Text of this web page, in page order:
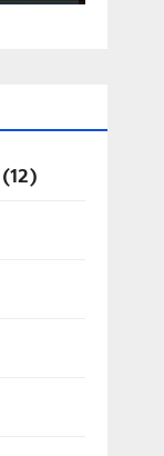
พฤ
หัสบ
ดี
พุธ
(12)